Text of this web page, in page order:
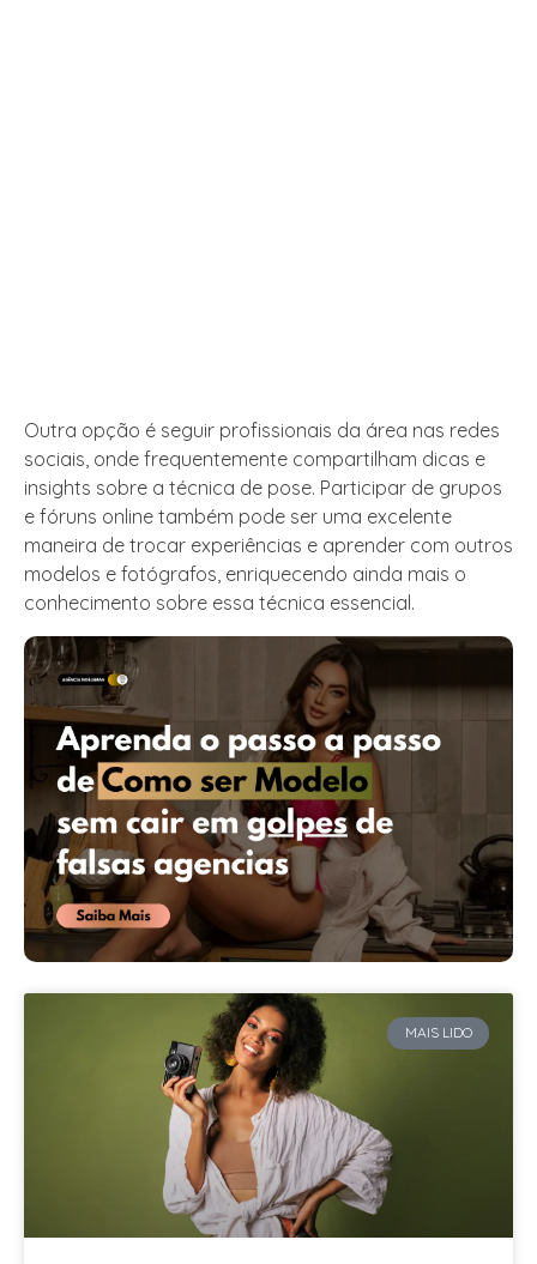
Outra opção é seguir profissionais da área nas redes
sociais, onde frequentemente compartilham dicas e
insights sobre a técnica de pose. Participar de grupos
e fóruns online também pode ser uma excelente
maneira de trocar experiências e aprender com outros
modelos e fotógrafos, enriquecendo ainda mais o
conhecimento sobre essa técnica essencial.
MAIS LIDO